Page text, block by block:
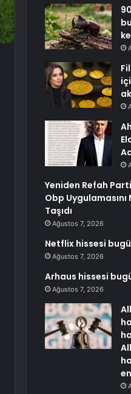
Yeniden Refah
Obp
Taşıdı
Ağustos 7, 2026
Netflix hissesi
Ağustos 7, 2026
Arhaus hissesi
Ağustos 7, 2026